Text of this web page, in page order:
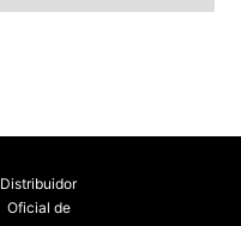
Distribuidor
Oficial de